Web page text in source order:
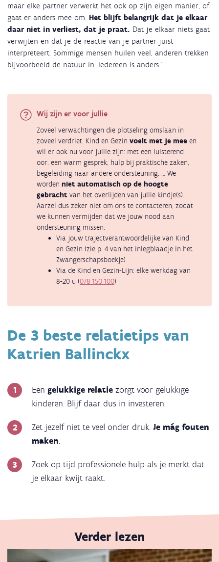
maar elke partner verwerkt het ook op zijn eigen manier, of
gaat er anders mee om. Het blijft belangrijk dat je elkaar
daar niet in verliest, dat je praat. Dat je elkaar niets gaat
verwijten en dat je de reactie van je partner juist
interpreteert. Sommige mensen huilen veel, anderen trekken
bijvoorbeeld de natuur in. Iedereen is anders."
Wij zijn er voor jullie
Zoveel verwachtingen die plotseling omslaan in
zoveel verdriet. Kind en Gezin voelt met je mee en
wil er ook nu voor jullie zijn: met een luisterend
oor, een warm gesprek, hulp bij praktische zaken,
begeleiding naar andere ondersteuning, … We
worden niet automatisch op de hoogte
gebracht van het overlijden van jullie kindje(s).
Aarzel dus zeker niet om ons te contacteren, zodat
we kunnen vermijden dat we jouw nood aan
ondersteuning missen:
Via jouw trajectverantwoordelijke van Kind
en Gezin (zie p. 4 van het inlegblaadje in het
Zwangerschapsboekje)
Via de Kind en Gezin-Lijn: elke werkdag van
8-20 u (078 150 100)
De 3 beste relatietips van
Katrien Ballinckx
Een gelukkige relatie zorgt voor gelukkige
kinderen. Blijf daar dus in investeren.
Zet jezelf niet te veel onder druk. Je mág fouten
maken.
Zoek op tijd professionele hulp als je merkt dat
je elkaar kwijt raakt.
Verder lezen